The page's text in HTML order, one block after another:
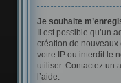
Je souhaite
Il est possible qu’un
création de nouveaux
votre IP ou interdit le
utiliser. Contactez un
l’aide.